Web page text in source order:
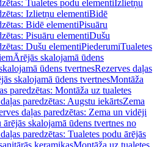
Tualetes podu elementiIzlietņu
Izlietņu elementiBidē
Bidē elementiPisuāru
Pisuāru elementiDušu
Dušu elementiPiederumiTualetes
Ārējās skalojamā ūdens
ūdens tvertnesRezerves daļas
skalojamā ūdens tvertnesMontāža
paredzētas: Montāža uz tualetes
paredzētas: Augstu iekārtsZema
daļas paredzētas: Zema un vidēji
ārējās skalojamā ūdens tvertnes no
paredzētas: Tualetes podu ārējās
keramikasMontāža uz tualetes